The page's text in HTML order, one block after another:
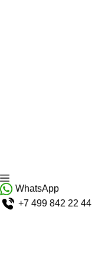
WhatsApp
+7 499 842 22 44